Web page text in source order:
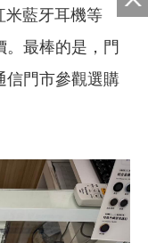
米藍牙耳機等
。最棒的是，門
信門市參觀選購